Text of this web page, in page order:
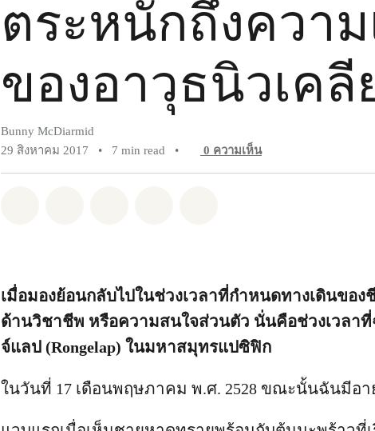
ตระหนักถึงความ
ของอาวุธนิวเคลี
Bunny McDiarmid
29 สิงหาคม 2017
• 7 min read • 0 ความเห็น
เมื่อมองย้อนกลับไปในช่วงเวลาที่กำหนดทางเดินของ
ด้านวิชาชีพ หรือความสนใจส่วนตัว นั่นคือช่วงเวลาที่
จ์แลป (Rongelap) ในมหาสมุทรแปซิฟิก
ในวันที่ 17 เดือนพฤษภาคม พ.ศ. 2528 ขณะนั้นฉันมีอายุ